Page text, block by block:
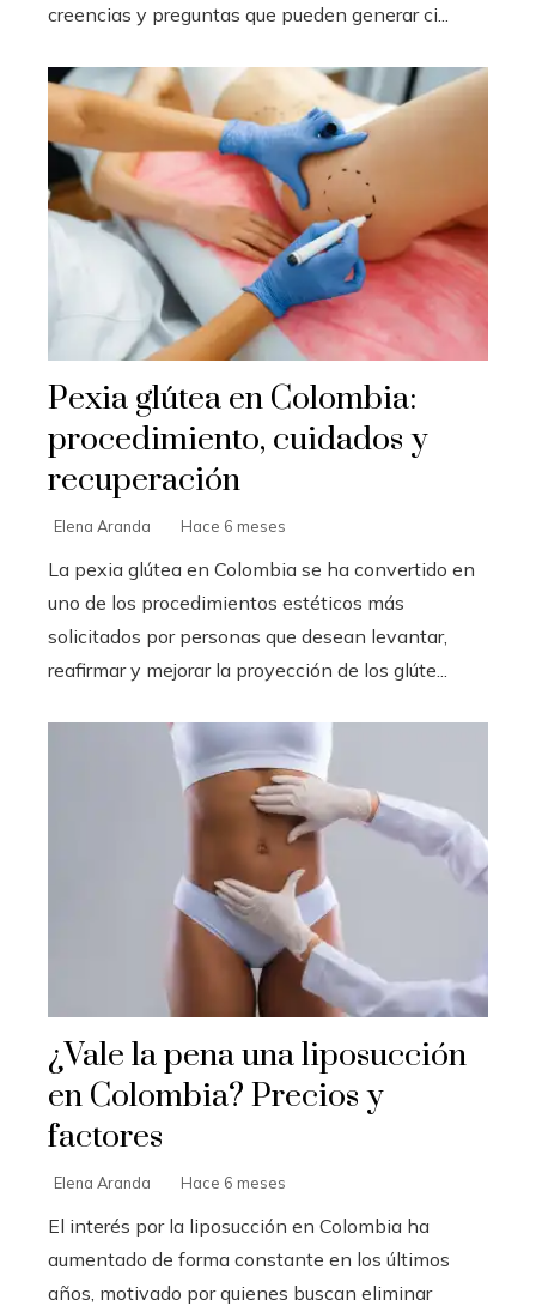
creencias y preguntas que pueden generar ci...
Pexia glútea en Colombia:
procedimiento, cuidados y
recuperación
Elena Aranda Hace 6 meses
La pexia glútea en Colombia se ha convertido en
uno de los procedimientos estéticos más
solicitados por personas que desean levantar,
reafirmar y mejorar la proyección de los glúte...
¿Vale la pena una liposucción
en Colombia? Precios y
factores
Elena Aranda Hace 6 meses
El interés por la liposucción en Colombia ha
aumentado de forma constante en los últimos
años, motivado por quienes buscan eliminar